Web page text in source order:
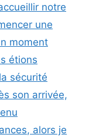
notre
une
moment
étions
sécurité
son arrivée,
alors je